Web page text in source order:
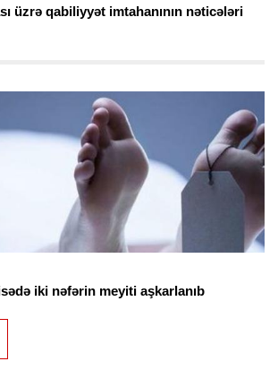
üzrə qabiliyyət imtahanının nəticələri
iki nəfərin meyiti aşkarlanıb